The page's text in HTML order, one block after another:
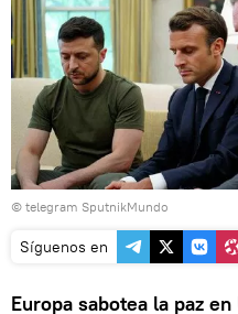
© telegram SputnikMundo
Síguenos en
Europa sabotea la paz